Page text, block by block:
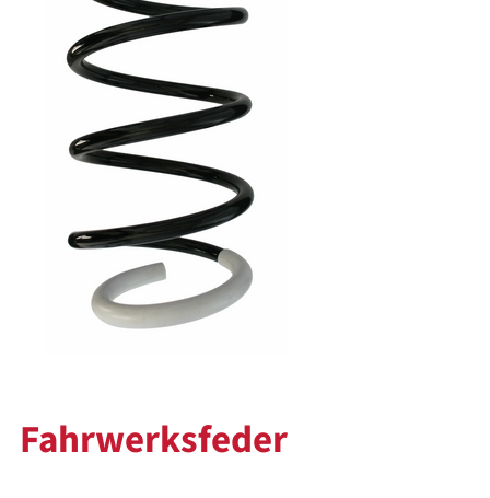
Fahrwerksfeder